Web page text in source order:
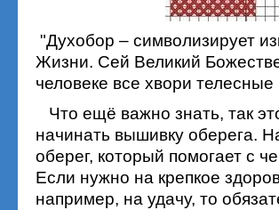
"Духобор – символизирует
Жизни. Сей Великий
человеке все хвори
Что ещё важно знать, так
начинать вышивку оберега.
оберег, который помогает с
Если нужно на крепкое
например, на удачу, то